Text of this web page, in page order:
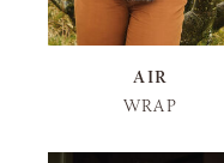
AIR
WRAP